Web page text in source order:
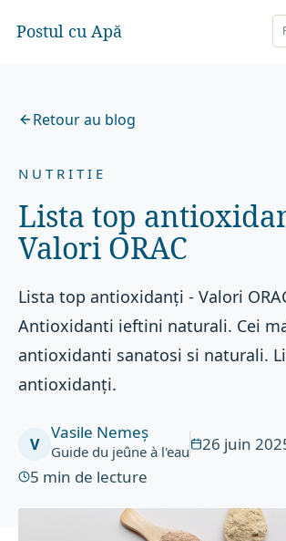
Postul cu Apă
Retour au blog
NUTRITIE
Lista top
Valori ORAC
Lista top antioxidanți - Valori
Antioxidanti ieftini naturali. Cei
antioxidanti sanatosi si naturali.
antioxidanți.
V
Vasile Nemeș
Guide du jeûne à l'eau
26 juin
5 min de lecture